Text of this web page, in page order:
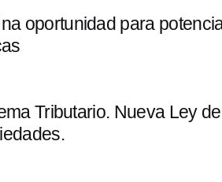
oportunidad para
Tributario. Nueva Ley del